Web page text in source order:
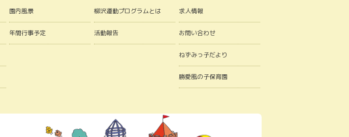
園内風景
年間行事予定
柳沢運動プログラムとは
活動報告
求人情報
お問い合わせ
ねずみっ子だより
勝愛風の子保育園